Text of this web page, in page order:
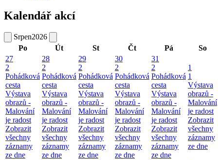
Kalendář akcí
Srpen2026
Po
Út St Čt Pá
So
27
2
Pohádková
cesta
Výstava
obrazů -
Malování
je radost
Zobrazit
všechny
záznamy
ze dne
28
2
Pohádková
cesta
Výstava
obrazů -
Malování
je radost
Zobrazit
všechny
záznamy
ze dne
29
2
Pohádková
cesta
Výstava
obrazů -
Malování
je radost
Zobrazit
všechny
záznamy
ze dne
30
2
Pohádková
cesta
Výstava
obrazů -
Malování
je radost
Zobrazit
všechny
záznamy
ze dne
31
2
Pohádková
cesta
Výstava
obrazů -
Malování
je radost
Zobrazit
všechny
záznamy
ze dne
1
1
Výstava
obrazů -
Malování
je radost
Zobrazit
všechny
záznamy
ze dne